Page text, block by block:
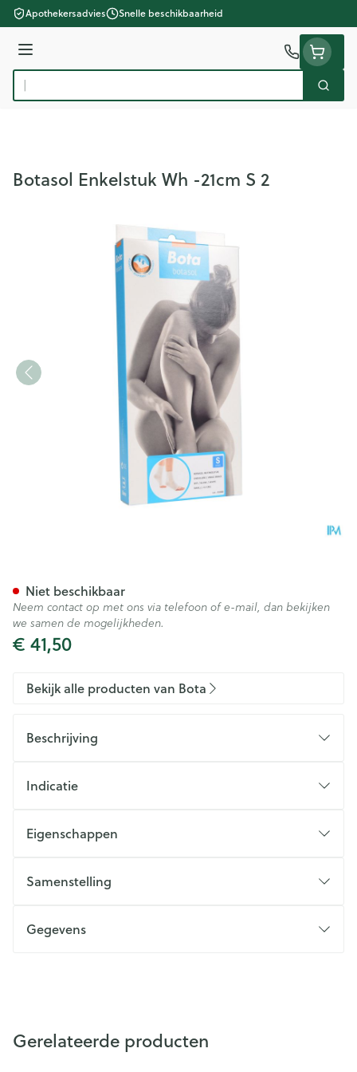
Ga naar de inhoud
Apothekersadvies Snelle beschikbaarheid
Menu
Product, merk, categorie...
Zoek
Botasol Enkelstuk Wh -21cm S 2
€ 41,50
Niet beschikbaar
Neem contact op met ons via telefoon of e-mail, dan bekijken
we samen de mogelijkheden.
Bekijk alle producten van Bota
Beschrijving
Indicatie
Eigenschappen
Samenstelling
Gegevens
Gerelateerde producten